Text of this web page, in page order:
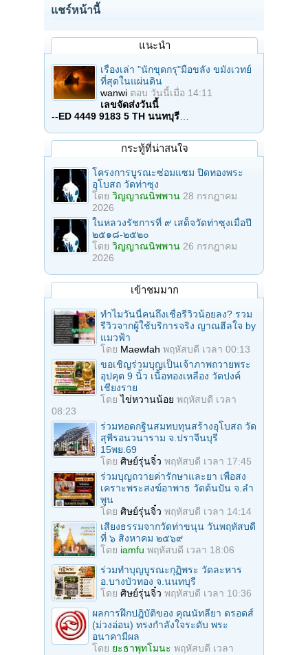
แชร์หน้านี้
แนะนำ
เรื่องเล่า "นักขุดกรุ"มือขลัง ขมังเวทย์
ที่สุดในแผ่นดิน
wanwi ตอบ วันนี้เมื่อ 14:11
เลขจัดส่งวันนี้
--ED 4449 9183 5 TH นนทบุรี
กระทู้ที่น่าสนใจ
โครงการบูรณะซ่อมแซม ปิดทองพระ
อุโบสถ วัดท่าซุง
โดย วิญญาณนิพพาน 28 กรกฎาคม
2026
ในหลวงรัชการที่ ๙ เสด็จวัดท่าซุงเมื่อปี
๒๕๑๘-๒๕๒๐
โดย วิญญาณนิพพาน 26 กรกฎาคม
2026
เข้าชมมาก
ทำไมวันนี้คนถึงเชื่อรีวิวน้อยลง? รวม
รีวิวจากผู้ใช้บริการจริง ญาณฮีลใจ by
แมวฟ้า
โดย Maewfah พฤหัสบดี เวลา 00:13
ขอเชิญร่วมบุญเป็นเจ้าภาพถวายพระ
อุปคุต 9 นิ้ว เนื้อทองเหลือง วัดปงค์
เชียงราย
โดยไข่หวานน้อย พฤหัสบดี เวลา
08:23
ร่วมทอดกฐินสมทบทุนสร้างอุโบสถ วัด
สุพีรอนวนาราม จ.ปราจีนบุรี
15พย.69
โดย ศิษย์รุ่นจิ๋ว พฤหัสบดี เวลา 17:45
ร่วมบุญถวายค่ารักษาและยา เพื่อสง
เคราะพระสงฆ์อาพาธ วัดต้นปัน จ.ลํา
พูน
โดย ศิษย์รุ่นจิ๋ว พฤหัสบดี เวลา 14:14
เสียงธรรมจากวัดท่าขนุน วันพฤหัสบดี
ที่ ๖ สิงหาคม ๒๕๖๙
โดย iamfu พฤหัสบดี เวลา 18:06
ร่วมทําบุญบูรณะกุฏิพระ วัดละหาร
อ.บางบัวทอง จ.นนทบุรี
โดย ศิษย์รุ่นจิ๋ว พฤหัสบดี เวลา 10:36
ผลการฝึกปฎิบัติของ คุณนัทลียา ดรอดส์
(ม่วงอ่อน) ทรงกำลังใจระดับ พระ
อนาคามีผล
โดย ยะธาพุทโมนะ พฤหัสบดี เวลา